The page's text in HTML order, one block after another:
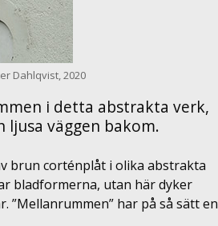
Dahlqvist, 2020
i detta abstrakta verk,
väggen bakom.
brun corténplåt i olika abstrakta
bladformerna, utan här dyker
”Mellanrummen” har på så sätt en